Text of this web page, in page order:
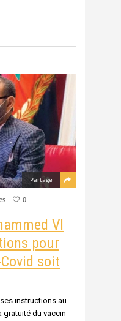
Partage
0
VI
pour
soit
instructions au
gratuité du vaccin